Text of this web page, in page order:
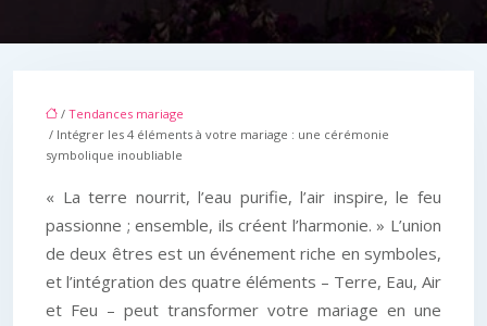
/ Tendances mariage
/ Intégrer les 4 éléments à votre mariage : une cérémonie
symbolique inoubliable
« La terre nourrit, l’eau purifie, l’air inspire, le feu
passionne ; ensemble, ils créent l’harmonie. » L’union
de deux êtres est un événement riche en symboles,
et l’intégration des quatre éléments – Terre, Eau, Air
et Feu – peut transformer votre mariage en une